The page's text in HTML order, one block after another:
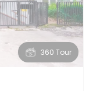
360 Tour